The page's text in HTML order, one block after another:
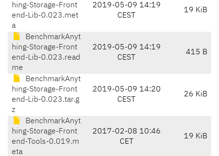
hing-Storage-Front
end-Lib-0.023.met
a
2019-05-09 14:19
CEST
19 KiB
BenchmarkAnyt
hing-Storage-Front
end-Lib-0.023.read
me
2019-05-09 14:19
CEST
415 B
BenchmarkAnyt
hing-Storage-Front
end-Lib-0.023.tar.g
z
2019-05-09 14:20
CEST
26 KiB
BenchmarkAnyt
hing-Storage-Front
end-Tools-0.019.m
eta
2017-02-08 10:46
CET
19 KiB